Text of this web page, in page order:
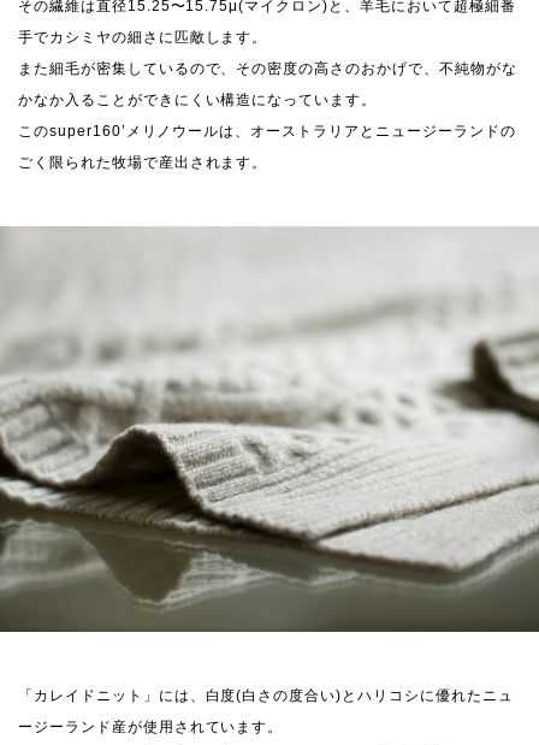
その繊維は直径15.25〜15.75μ(マイクロン)と、羊毛において超極細番
手でカシミヤの細さに匹敵します。
また細毛が密集しているので、その密度の高さのおかげで、不純物がな
かなか入ることができにくい構造になっています。
このsuper160’メリノウールは、オーストラリアとニュージーランドの
ごく限られた牧場で産出されます。
「カレイドニット」には、白度(白さの度合い)とハリコシに優れたニュ
ージーランド産が使用されています。